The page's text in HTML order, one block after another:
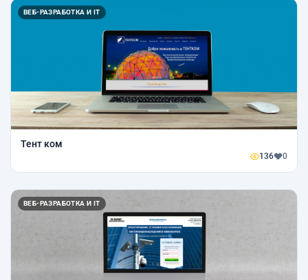
ВЕБ-РАЗРАБОТКА И IT
Тент ком
136 0
ВЕБ-РАЗРАБОТКА И IT